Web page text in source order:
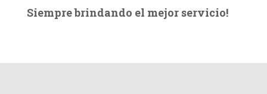
c
Siempre brindando el mejor servicio!